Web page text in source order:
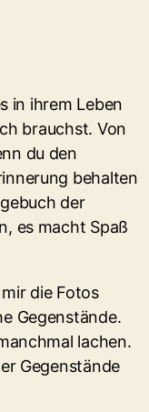
in ihrem Leben
brauchst. Von
du den
behalten
der
es macht Spaß
die Fotos
Gegenstände.
lachen.
Gegenstände